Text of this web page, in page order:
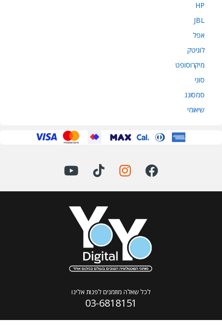
HP
JBL
אפל
לוגיטק
מיקרוסופט
סוני
סמסונג
שיאומי
לכל שאלה מוזמנים לפנות אלינו
03-6818151